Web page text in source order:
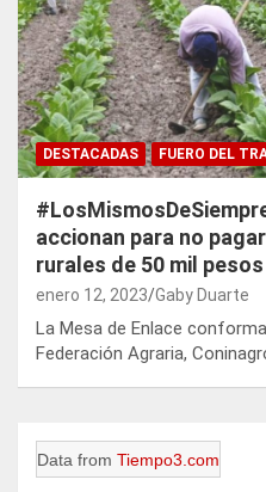
DESTACADAS FUERO DEL
accionan para no
rurales de 50 mil pesos
enero 12, 2023 Gaby Duarte
La Mesa de Enlace
Federación Agraria,
Data from Tiempo3.com